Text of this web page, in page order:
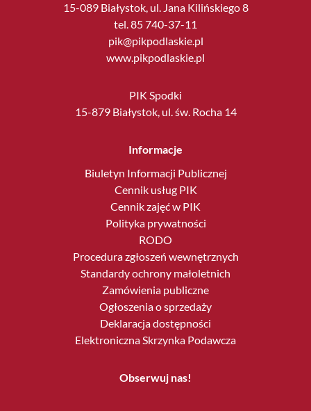
15-089 Białystok, ul. Jana Kilińskiego 8
tel. 85 740-37-11
pik@pikpodlaskie.pl
www.pikpodlaskie.pl
PIK Spodki
15-879 Białystok, ul. św. Rocha 14
Informacje
Biuletyn Informacji Publicznej
Cennik usług PIK
Cennik zajęć w PIK
Polityka prywatności
RODO
Procedura zgłoszeń wewnętrznych
Standardy ochrony małoletnich
Zamówienia publiczne
Ogłoszenia o sprzedaży
Deklaracja dostępności
Elektroniczna Skrzynka Podawcza
Obserwuj nas!